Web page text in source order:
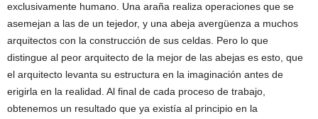
exclusivamente humano. Una araña realiza operaciones que se
asemejan a las de un tejedor, y una abeja avergüenza a muchos
arquitectos con la construcción de sus celdas. Pero lo que
distingue al peor arquitecto de la mejor de las abejas es esto, que
el arquitecto levanta su estructura en la imaginación antes de
erigirla en la realidad. Al final de cada proceso de trabajo,
obtenemos un resultado que ya existía al principio en la